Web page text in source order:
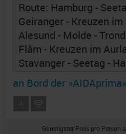
Route: Hamburg -
Geiranger - Kreuzen
Alesund - Molde -
Flåm - Kreuzen im
Stavanger - Seetag -
an Bord der »AIDAprima«
Günstigster Preis pro Person